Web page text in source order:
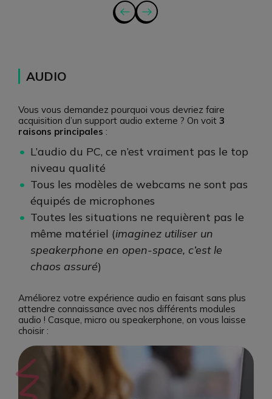
AUDIO
Vous vous demandez pourquoi vous devriez faire
acquisition d’un support audio externe ? On voit 3
raisons principales :
L’audio du PC, ce n’est vraiment pas le top
niveau qualité
Tous les modèles de webcams ne sont pas
équipés de microphones
Toutes les situations ne requièrent pas le
même matériel (imaginez utiliser un
speakerphone en open-space, c’est le
chaos assuré)
Améliorez votre expérience audio en faisant sans plus
attendre connaissance avec nos différents modules
audio ! Casque, micro ou speakerphone, on vous laisse
choisir :